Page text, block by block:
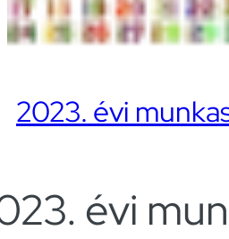
2023. évi
évi